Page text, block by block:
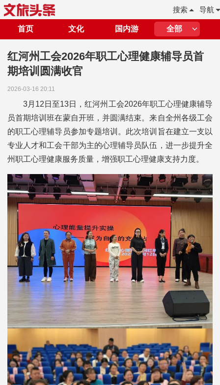
导航
搜索
首页 文化 国内游 全部
红河州工会2026年职工心理健康辅导员首
期培训圆满收官
2026-03-16 20:11
3月12日至13日，红河州工会2026年职工心理健康辅导
员首期培训班在蒙自开班，并圆满结束。来自全州各级工会
的职工心理辅导员参加专题培训。此次培训旨在建立一支以
专业人才和工会干部为主的心理辅导员队伍，进一步提升全
州职工心理健康服务质量，增强职工心理健康支持力度。